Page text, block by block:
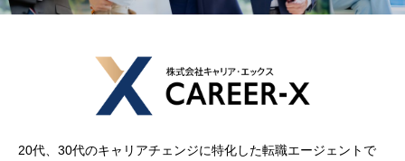
20代、30代のキャリアチェンジに特化した転職エージェントで